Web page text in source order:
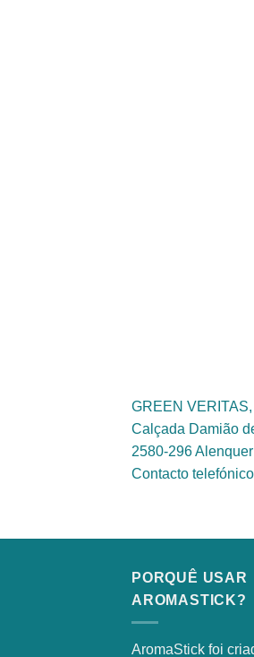
GREEN
Calçada Damião
2580-296 Alenquer
Contacto
PORQUÊ USAR
AROMASTICK?
AromaStick foi